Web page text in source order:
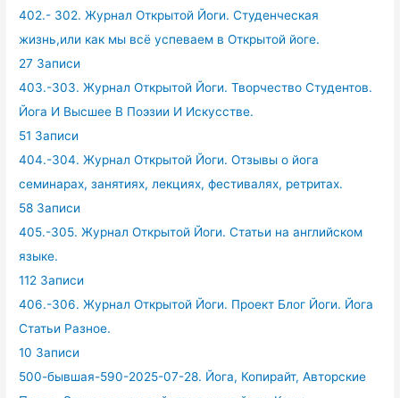
402.- 302. Журнал Открытой Йоги. Студенческая
жизнь,или как мы всё успеваем в Открытой йоге.
27 Записи
403.-303. Журнал Открытой Йоги. Творчество Студентов.
Йога И Высшее В Поэзии И Искусстве.
51 Записи
404.-304. Журнал Открытой Йоги. Отзывы о йога
семинарах, занятиях, лекциях, фестивалях, ретритах.
58 Записи
405.-305. Журнал Открытой Йоги. Статьи на английском
языке.
112 Записи
406.-306. Журнал Открытой Йоги. Проект Блог Йоги. Йога
Статьи Разное.
10 Записи
500-бывшая-590-2025-07-28. Йога, Копирайт, Авторские